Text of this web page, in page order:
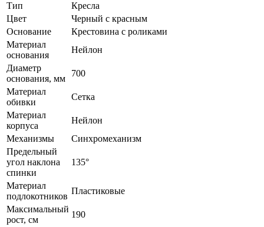
Тип
Кресла
Цвет
Черный с красным
Основание
Крестовина с роликами
Материал
основания
Нейлон
Диаметр
основания, мм
700
Материал
обивки
Сетка
Материал
корпуса
Нейлон
Механизмы
Синхромеханизм
Предельный
угол наклона
спинки
135°
Материал
подлокотников
Пластиковые
Максимальный
рост, см
190